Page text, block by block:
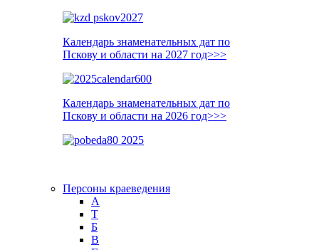
Календарь знаменательных дат по
Пскову и области на 2027 год>>>
Календарь знаменательных дат по
Пскову и области на 2026 год>>>
Персоны краеведения
А
T
Б
В